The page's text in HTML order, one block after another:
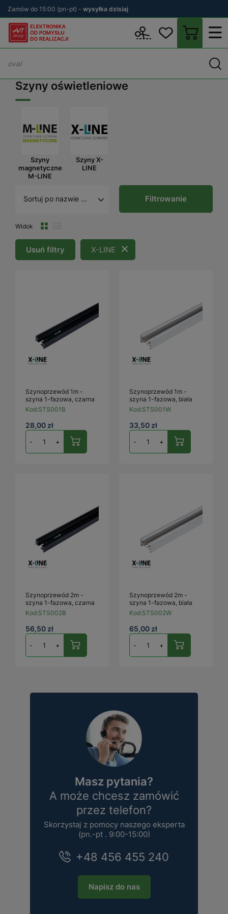
Zamów do 15:00 (pn-pt) - wysyłka dzisiaj
Szyny oświetleniowe
Szyny
magnetyczne
M-LINE
Szyny X-
LINE
Sortuj po nazwie A - Z
Widok
Filtrowanie
Usuń filtry X-LINE
Szynoprzewód 1m -
szyna 1-fazowa, czarna
Kod:STS001B
28,00 zł
- +
Szynoprzewód 1m -
szyna 1-fazowa, biała
Kod:STS001W
33,50 zł
- +
Szynoprzewód 2m -
szyna 1-fazowa, czarna
Kod:STS002B
56,50 zł
- +
Szynoprzewód 2m -
szyna 1-fazowa, biała
Kod:STS002W
65,00 zł
- +
Masz pytania?
A może chcesz zamówić
przez telefon?
Skorzystaj z pomocy naszego eksperta
(pn.-pt . 9:00-15:00)
+48 456 455 240
Napisz do nas